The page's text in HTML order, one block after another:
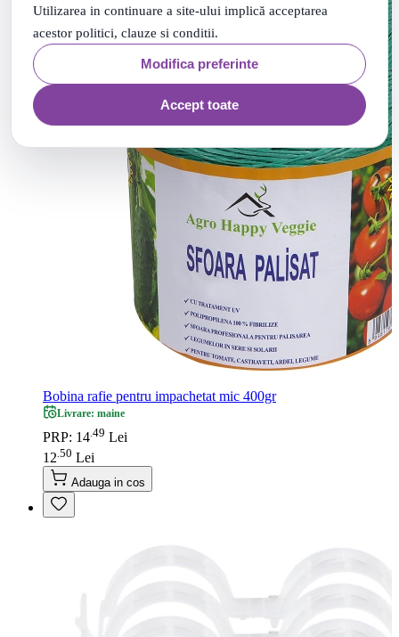
Utilizarea in continuare a site-ului implică acceptarea
acestor politici, clauze si conditii.
Modifica preferinte
Accept toate
Bobina rafie pentru impachetat mic 400gr
Livrare: maine
PRP: 14.49 Lei
12 50 Lei
Adauga in cos